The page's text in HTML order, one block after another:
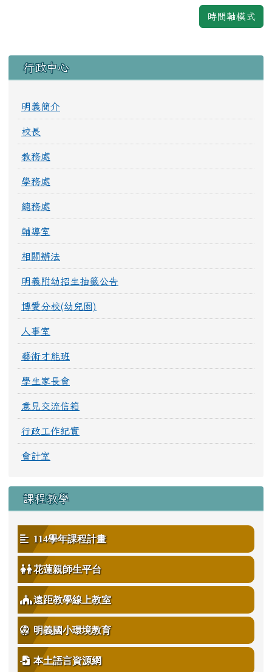
時間軸模式
左邊區域內容
行政中心
明義簡介
校長
教務處
學務處
總務處
輔導室
相關辦法
明義附幼招生抽籤公告
博愛分校(幼兒園)
人事室
藝術才能班
學生家長會
意見交流信箱
行政工作紀實
會計室
課程教學
114學年課程計畫
花蓮親師生平台
遠距教學線上教室
明義國小環境教育
本土語言資源網